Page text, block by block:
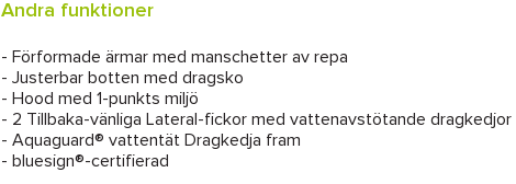
Andra funktioner
- Förformade ärmar med manschetter av repa
- Justerbar botten med dragsko
- Hood med 1-punkts miljö
- 2 Tillbaka-vänliga Lateral-fickor med vattenavstötande dragkedjor
- Aquaguard® vattentät Dragkedja fram
- bluesign®-certifierad